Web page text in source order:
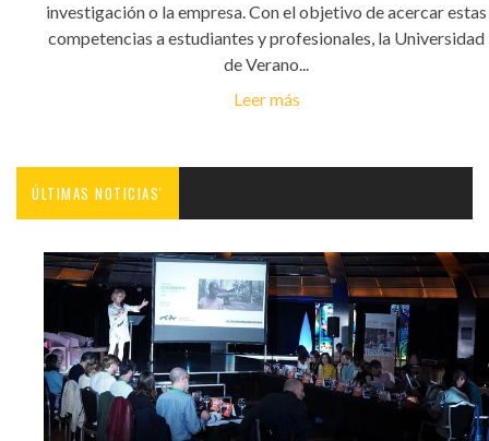
investigación o la empresa. Con el objetivo de acercar estas
competencias a estudiantes y profesionales, la Universidad
de Verano...
Leer más
ÚLTIMAS NOTICIAS'